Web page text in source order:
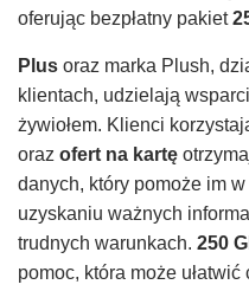
oferując bezpłatny pakiet
Plus oraz marka Plush,
klientach, udzielają
żywiołem. Klienci
oraz ofert na kartę
danych, który pomoże im
uzyskaniu ważnych
trudnych warunkach. 250
pomoc, która może